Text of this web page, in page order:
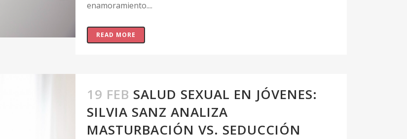
enamoramiento....
READ MORE
19 FEB SALUD SEXUAL EN JÓVENES:
SILVIA SANZ ANALIZA
MASTURBACIÓN VS. SEDUCCIÓN